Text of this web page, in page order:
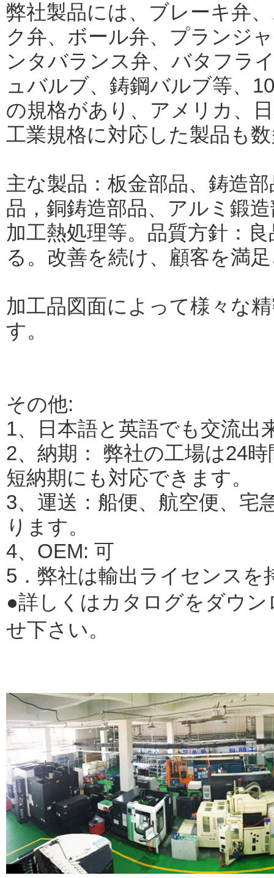
弊社製品には、ブレーキ弁
ク弁、ボール弁、プランジ
ンタバランス弁、バタフラ
ュバルブ、鋳鋼バルブ等、
の規格があり、アメリカ、
工業規格に対応した製品も
主な製品：板金部品、鋳造
品，銅鋳造部品、アルミ鍛
加工熱処理等。品質方針：
る。改善を続け、顧客を満
加工品図面によって様々な
す。
その他:
1、日本語と英語でも交流出
2、納期： 弊社の工場は24
短納期にも対応できます。
3、運送：船便、航空便、宅
ります。
4、OEM: 可
5．弊社は輸出ライセンスを
●詳しくはカタログをダウ
せ下さい。